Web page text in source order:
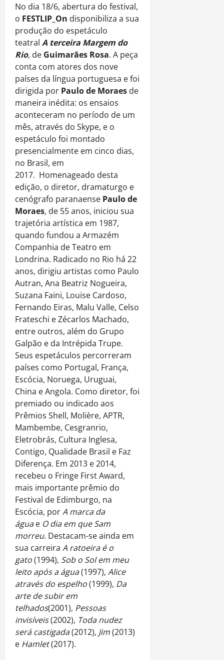
No dia 18/6, abertura do festival,
o FESTLIP_On disponibiliza a sua
produção do espetáculo
teatral A terceira Margem do
Rio, de Guimarães Rosa. A peça
conta com atores dos nove
países da língua portuguesa e foi
dirigida por Paulo de Moraes de
maneira inédita: os ensaios
aconteceram no período de um
mês, através do Skype, e o
espetáculo foi montado
presencialmente em cinco dias,
no Brasil, em
2017. Homenageado desta
edição, o diretor, dramaturgo e
cenógrafo paranaense Paulo de
Moraes, de 55 anos, iniciou sua
trajetória artística em 1987,
quando fundou a Armazém
Companhia de Teatro em
Londrina. Radicado no Rio há 22
anos, dirigiu artistas como Paulo
Autran, Ana Beatriz Nogueira,
Suzana Faini, Louise Cardoso,
Fernando Eiras, Malu Valle, Celso
Frateschi e Zécarlos Machado,
entre outros, além do Grupo
Galpão e da Intrépida Trupe.
Seus espetáculos percorreram
países como Portugal, França,
Escócia, Noruega, Uruguai,
China e Angola. Como diretor, foi
premiado ou indicado aos
Prêmios Shell, Molière, APTR,
Mambembe, Cesgranrio,
Eletrobrás, Cultura Inglesa,
Contigo, Qualidade Brasil e Faz
Diferença. Em 2013 e 2014,
recebeu o Fringe First Award,
mais importante prêmio do
Festival de Edimburgo, na
Escócia, porA marca da
águae O dia em que Sam
morreu. Destacam-se ainda em
sua carreira A ratoeira é o
gato(1994), Sob o Sol em meu
leito após a água(1997), Alice
através do espelho(1999), Da
arte de subir em
telhados(2001), Pessoas
invisíveis(2002), Toda nudez
será castigada(2012), Jim(2013)
e Hamlet(2017).